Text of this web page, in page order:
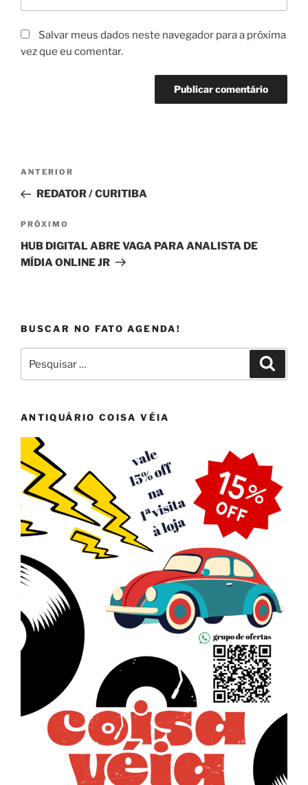
Salvar meus dados neste navegador para a próxima
vez que eu comentar.
Navegação
Post
Post
anterior
ANTERIOR
REDATOR / CURITIBA
Próximo
post
PRÓXIMO
HUB DIGITAL ABRE VAGA PARA ANALISTA DE
MÍDIA ONLINE JR
BUSCAR NO FATO AGENDA!
por:
ANTIQUÁRIO COISA VÉIA